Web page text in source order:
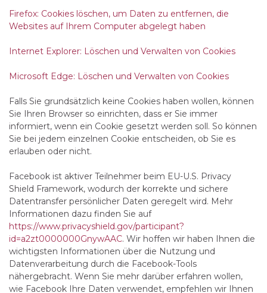
Firefox: Cookies löschen, um Daten zu entfernen, die
Websites auf Ihrem Computer abgelegt haben
Internet Explorer: Löschen und Verwalten von Cookies
Microsoft Edge: Löschen und Verwalten von Cookies
Falls Sie grundsätzlich keine Cookies haben wollen, können
Sie Ihren Browser so einrichten, dass er Sie immer
informiert, wenn ein Cookie gesetzt werden soll. So können
Sie bei jedem einzelnen Cookie entscheiden, ob Sie es
erlauben oder nicht.
Facebook ist aktiver Teilnehmer beim EU-U.S. Privacy
Shield Framework, wodurch der korrekte und sichere
Datentransfer persönlicher Daten geregelt wird. Mehr
Informationen dazu finden Sie auf
https://www.privacyshield.gov/participant?
id=a2zt0000000GnywAAC. Wir hoffen wir haben Ihnen die
wichtigsten Informationen über die Nutzung und
Datenverarbeitung durch die Facebook-Tools
nähergebracht. Wenn Sie mehr darüber erfahren wollen,
wie Facebook Ihre Daten verwendet, empfehlen wir Ihnen